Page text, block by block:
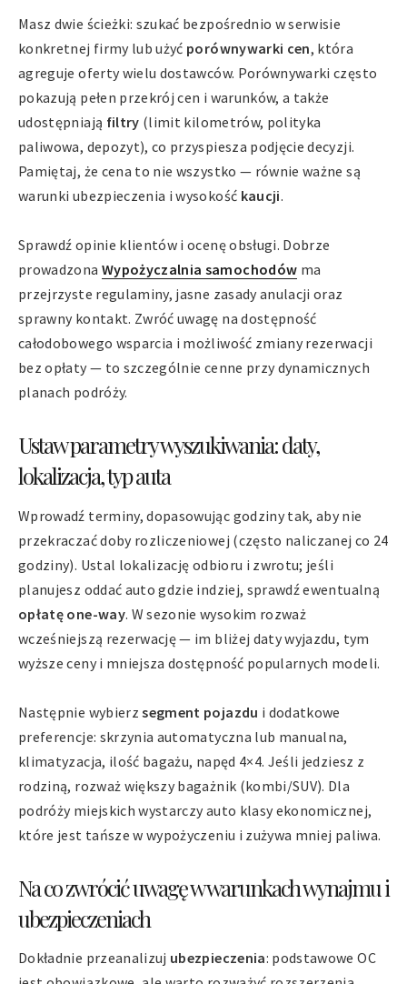
Masz dwie ścieżki: szukać bezpośrednio w serwisie
konkretnej firmy lub użyć porównywarki cen, która
agreguje oferty wielu dostawców. Porównywarki często
pokazują pełen przekrój cen i warunków, a także
udostępniają filtry (limit kilometrów, polityka
paliwowa, depozyt), co przyspiesza podjęcie decyzji.
Pamiętaj, że cena to nie wszystko — równie ważne są
warunki ubezpieczenia i wysokość kaucji.
Sprawdź opinie klientów i ocenę obsługi. Dobrze
prowadzona Wypożyczalnia samochodów ma
przejrzyste regulaminy, jasne zasady anulacji oraz
sprawny kontakt. Zwróć uwagę na dostępność
całodobowego wsparcia i możliwość zmiany rezerwacji
bez opłaty — to szczególnie cenne przy dynamicznych
planach podróży.
Ustaw parametry wyszukiwania: daty,
lokalizacja, typ auta
Wprowadź terminy, dopasowując godziny tak, aby nie
przekraczać doby rozliczeniowej (często naliczanej co 24
godziny). Ustal lokalizację odbioru i zwrotu; jeśli
planujesz oddać auto gdzie indziej, sprawdź ewentualną
opłatę one-way. W sezonie wysokim rozważ
wcześniejszą rezerwację — im bliżej daty wyjazdu, tym
wyższe ceny i mniejsza dostępność popularnych modeli.
Następnie wybierzsegment pojazdu i dodatkowe
preferencje: skrzynia automatyczna lub manualna,
klimatyzacja, ilość bagażu, napęd 4×4. Jeśli jedziesz z
rodziną, rozważ większy bagażnik (kombi/SUV). Dla
podróży miejskich wystarczy auto klasy ekonomicznej,
które jest tańsze w wypożyczeniu i zużywa mniej paliwa.
Na co zwrócić uwagę w warunkach wynajmu i
ubezpieczeniach
Dokładnie przeanalizuj ubezpieczenia: podstawowe OC